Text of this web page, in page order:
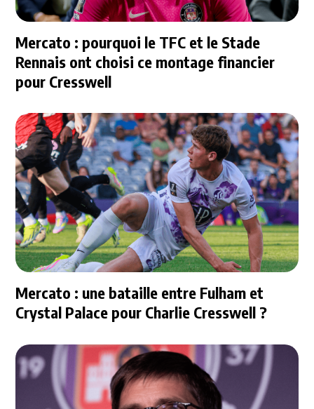
Mercato : pourquoi le TFC et le Stade
Rennais ont choisi ce montage financier
pour Cresswell
Mercato : une bataille entre Fulham et
Crystal Palace pour Charlie Cresswell ?